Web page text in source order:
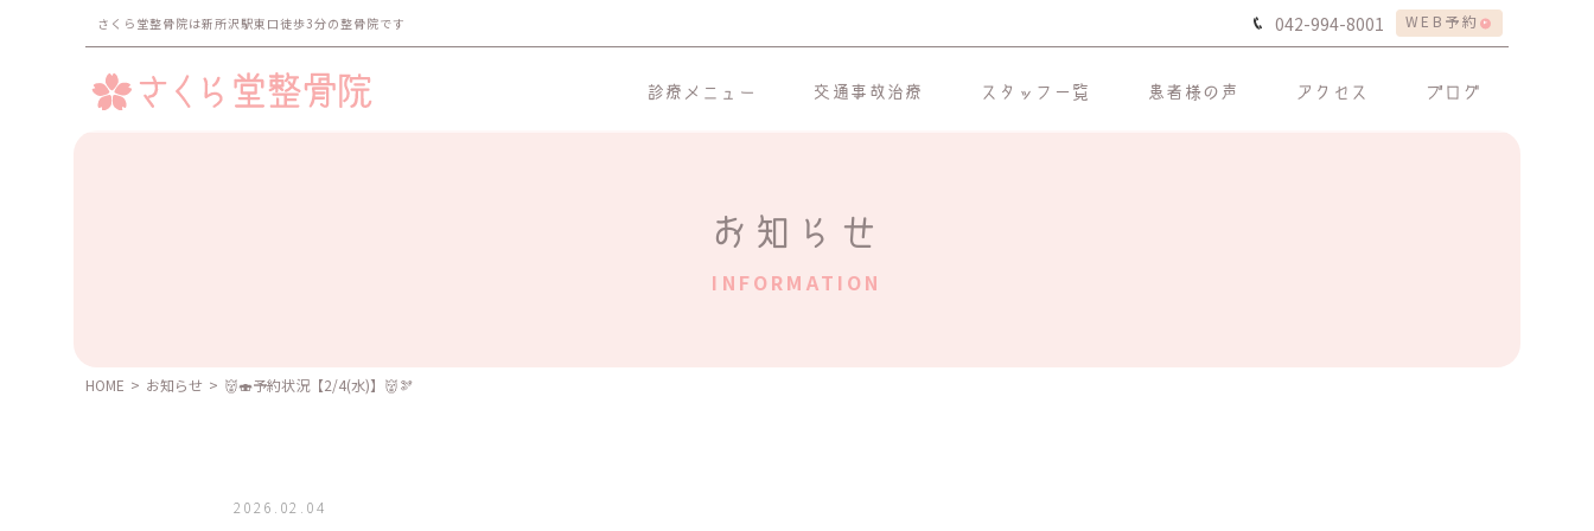
さくら堂整骨院は新所沢駅東口徒歩3分の整骨院です 042-994-8001 WEB予約
診療メニュー 交通事故治療 スタッフ一覧 患者様の声 アクセス ブログ
お知らせ
INFORMATION
HOME > お知らせ > 👹🍣予約状況【2/4(水)】👹🫘
2026.02.04